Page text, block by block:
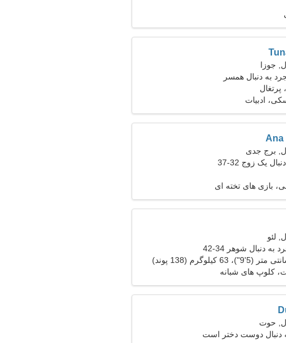
به دنبال همسر
ادبیات
Ana
یک زوج 32-37
بازی های تخته ای
دنبال شوهر 34-42
کلوپ های شبانه
دنبال دوست دختر است